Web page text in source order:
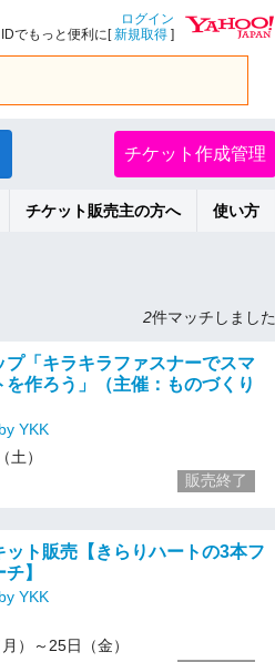
ログイン
IDでもっと便利に[新規取得 ]
チケット作成管理
チケット販売主の方へ 使い方
2件マッチしました
プ「キラキラファスナーでスマ
を作ろう」（主催：ものづくり
YKK
土）
販売終了
ット販売【きらりハートの3本フ
】
YKK
）～25日（金）